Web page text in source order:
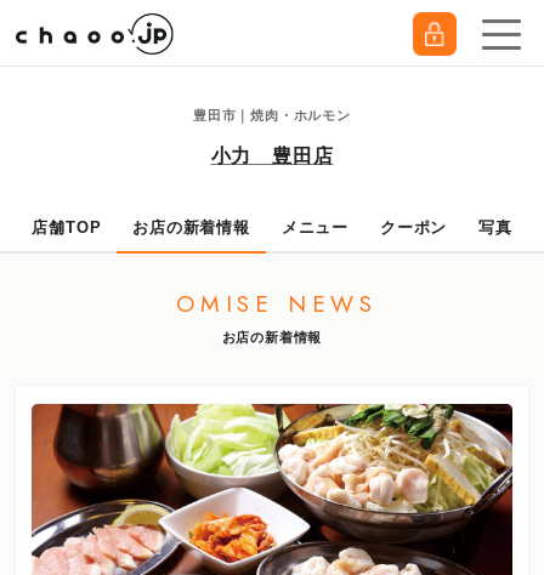
豊田市｜焼肉・ホルモン
小力 豊田店
店舗TOP お店の新着情報 メニュー クーポン 写真
OMISE NEWS
お店の新着情報